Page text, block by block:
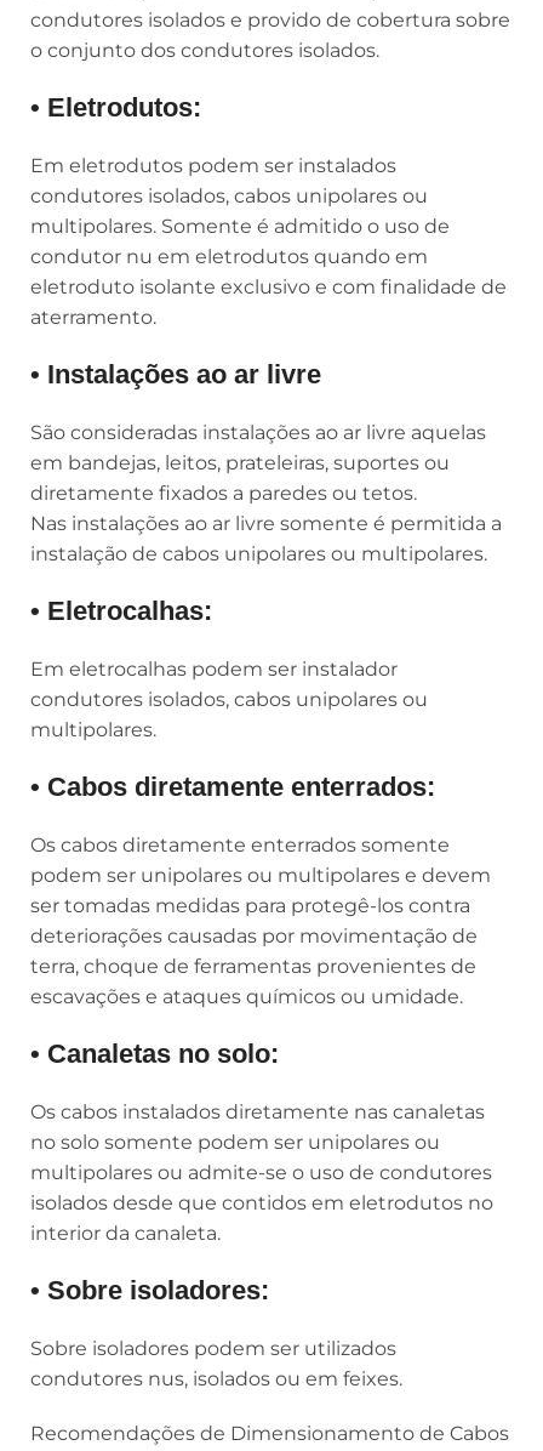
condutores isolados e provido de cobertura sobre
o conjunto dos condutores isolados.
• Eletrodutos:
Em eletrodutos podem ser instalados
condutores isolados, cabos unipolares ou
multipolares. Somente é admitido o uso de
condutor nu em eletrodutos quando em
eletroduto isolante exclusivo e com finalidade de
aterramento.
• Instalações ao ar livre
São consideradas instalações ao ar livre aquelas
em bandejas, leitos, prateleiras, suportes ou
diretamente fixados a paredes ou tetos.
Nas instalações ao ar livre somente é permitida a
instalação de cabos unipolares ou multipolares.
• Eletrocalhas:
Em eletrocalhas podem ser instalador
condutores isolados, cabos unipolares ou
multipolares.
• Cabos diretamente enterrados:
Os cabos diretamente enterrados somente
podem ser unipolares ou multipolares e devem
ser tomadas medidas para protegê-los contra
deteriorações causadas por movimentação de
terra, choque de ferramentas provenientes de
escavações e ataques químicos ou umidade.
• Canaletas no solo:
Os cabos instalados diretamente nas canaletas
no solo somente podem ser unipolares ou
multipolares ou admite-se o uso de condutores
isolados desde que contidos em eletrodutos no
interior da canaleta.
• Sobre isoladores:
Sobre isoladores podem ser utilizados
condutores nus, isolados ou em feixes.
Recomendações de Dimensionamento de Cabos